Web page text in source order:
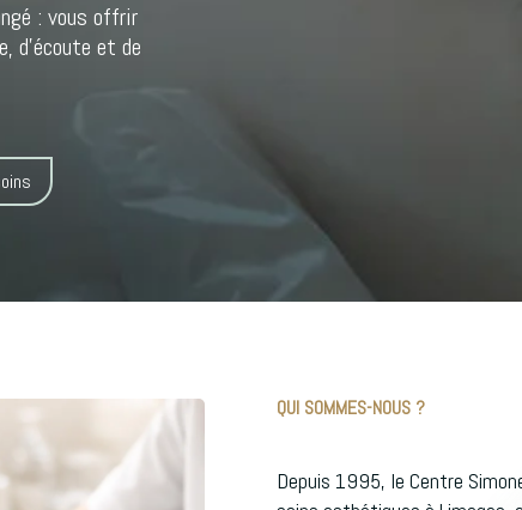
: vous offrir
d’écoute et de
QUI SOMMES-NOUS ?
Depuis 1995, le Centre